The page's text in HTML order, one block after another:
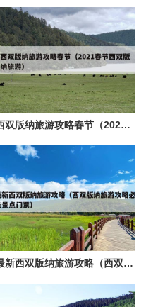
西双版纳旅游攻略春节（2021春节西双版纳旅游）
最新西双版纳旅游攻略（西双版纳旅游攻略必去景点门票）